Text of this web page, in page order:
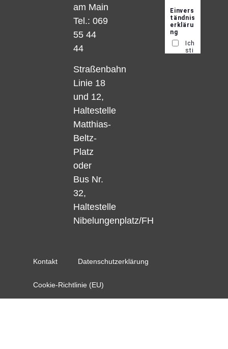
am Main
Tel.: 069
55 44
44
Straßenbahn
Linie 18
und 12,
Haltestelle
Matthias-
Beltz-
Platz
oder
Bus Nr.
32,
Haltestelle
Nibelungenplatz/FH
Kontakt Datenschutzerklärung
Cookie-Richtlinie (EU)